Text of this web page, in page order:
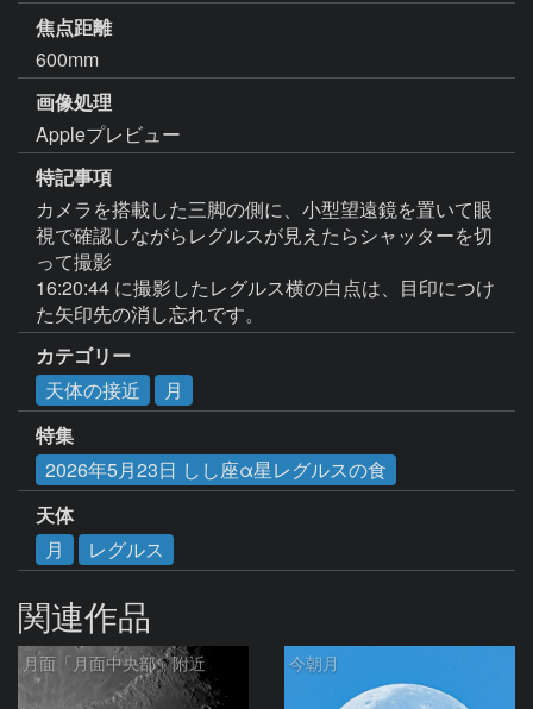
焦点距離
600mm
画像処理
Appleプレビュー
特記事項
カメラを搭載した三脚の側に、小型望遠鏡を置いて眼
視で確認しながらレグルスが見えたらシャッターを切
って撮影
16:20:44 に撮影したレグルス横の白点は、目印につけ
た矢印先の消し忘れです。
カテゴリー
天体の接近
月
特集
2026年5月23日 しし座α星レグルスの食
天体
月
レグルス
関連作品
月面「月面中央部」附近 今朝月